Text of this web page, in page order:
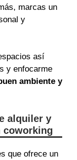
marcas un
y
así
y enfocarme
ambiente y
alquiler y
coworking
que ofrece un